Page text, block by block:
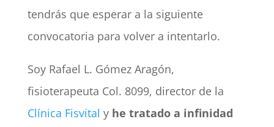
tendrás que esperar a la siguiente
convocatoria para volver a intentarlo.
Soy Rafael L. Gómez Aragón,
fisioterapeuta Col. 8099, director de la
Clínica Fisvital yhe tratado a infinidad